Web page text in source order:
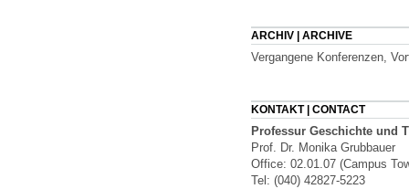
ARCHIV | ARCHIVE
Vergangene Konferenzen,
KONTAKT | CONTACT
Professur Geschichte und
Prof. Dr. Monika Grubbauer
Office: 02.01.07 (Campus
Tel: (040) 42827-5223